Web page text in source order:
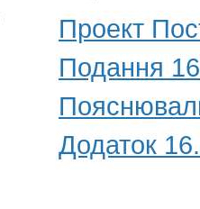
Проект
Подання
Додаток